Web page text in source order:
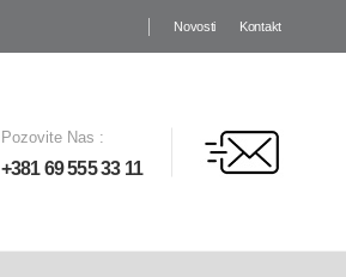
Novosti Kontakt
Pozovite Nas :
+381 69 555 33 11